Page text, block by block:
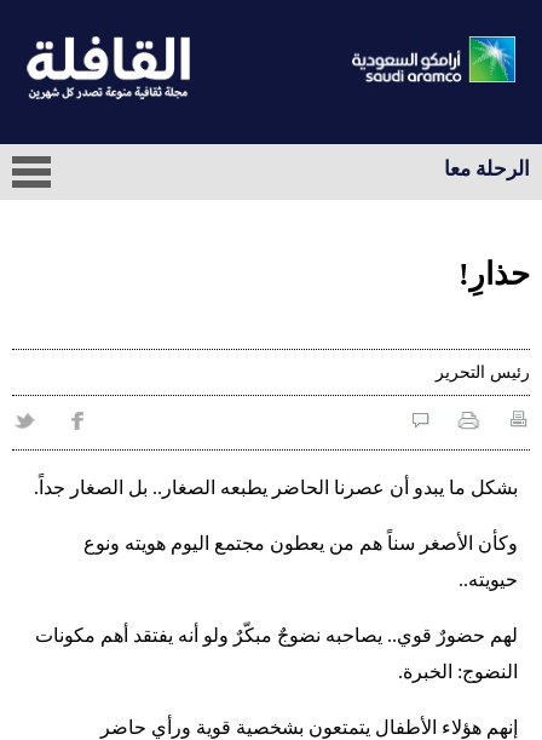
الرحلة معا
حذارِ!
رئيس التحرير
بشكل ما يبدو أن عصرنا الحاضر يطبعه الصغار.. بل الصغار جداً.
وكأن الأصغر سناً هم من يعطون مجتمع اليوم هويته ونوع
حيويته..
لهم حضورٌ قوي.. يصاحبه نضوجٌ مبكّرٌ ولو أنه يفتقد أهم مكونات
النضوج: الخبرة.
إنهم هؤلاء الأطفال يتمتعون بشخصية قوية ورأي حاضر